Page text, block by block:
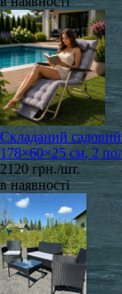
Складаний
178×60×25 см, 2
2120 грн./шт.
в наявності